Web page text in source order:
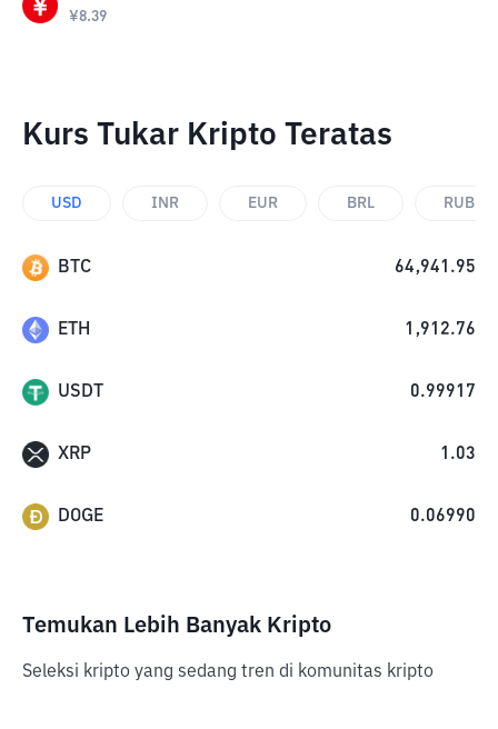
¥8.39
Kurs Tukar Kripto Teratas
USD INR EUR BRL RUB
BTC 64,941.95
ETH 1,912.76
USDT 0.99917
XRP 1.03
DOGE 0.06990
Temukan Lebih Banyak Kripto
Seleksi kripto yang sedang tren di komunitas kripto